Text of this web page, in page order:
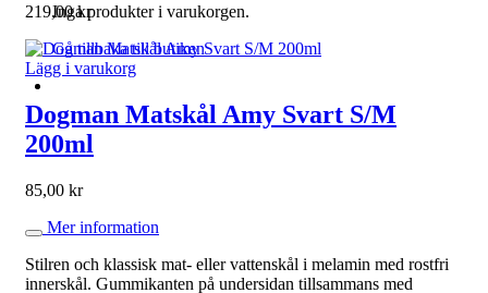
Inga produkter i varukorgen.
Gå tillbaka till butiken
219,00kr
Lägg i varukorg
Dogman Matskål Amy Svart S/M
200ml
85,00 kr
Mer information
Stilren och klassisk mat- eller vattenskål i melamin med rostfri
innerskål. Gummikanten på undersidan tillsammans med